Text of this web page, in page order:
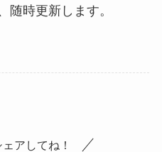
随時更新します。
アしてね！